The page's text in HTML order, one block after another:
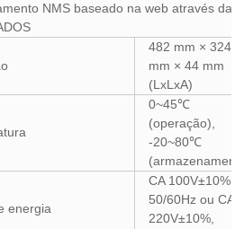
NMS baseado na web através da
482 mm × 324
mm × 44 mm
(LxLxA)
0~45℃
(operação),
-20~80℃
energia
CA 100V±10%,
50/60Hz ou CA
220V±10%,